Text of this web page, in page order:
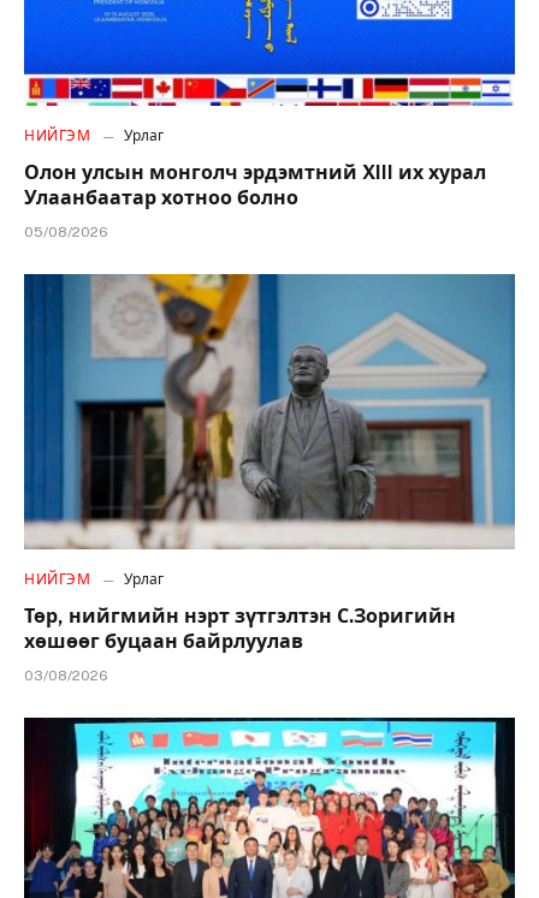
НИЙГЭМ Урлаг
Олон улсын монголч эрдэмтний XIII их хурал
Улаанбаатар хотноо болно
05/08/2026
НИЙГЭМ Урлаг
Төр, нийгмийн нэрт зүтгэлтэн С.Зоригийн
хөшөөг буцаан байрлуулав
03/08/2026